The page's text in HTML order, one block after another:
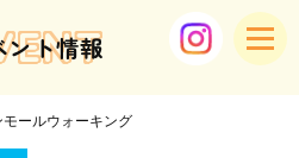
ント情報
モールウォーキング